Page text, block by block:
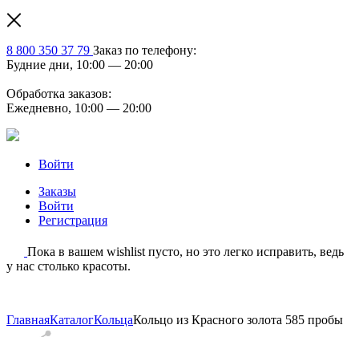
8 800 350 37 79 Заказ по телефону:
Будние дни, 10:00 — 20:00
Обработка заказов:
Ежедневно, 10:00 — 20:00
Войти
Заказы
Войти
Регистрация
Пока в вашем wishlist пусто, но это легко исправить, ведь
у нас столько красоты.
ГлавнаяКаталогКольцаКольцо из Красного золота 585 пробы